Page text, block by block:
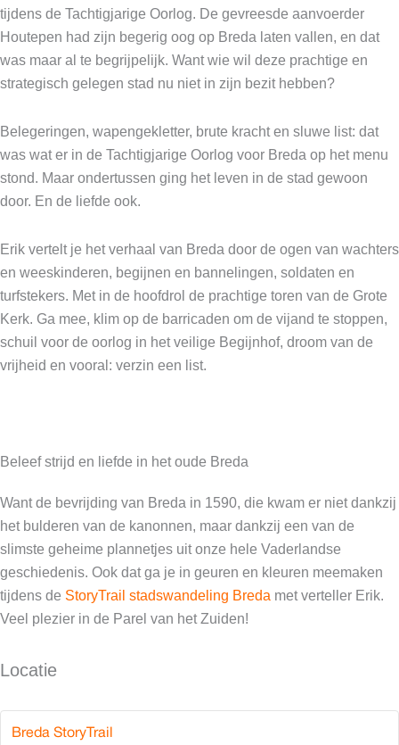
tijdens de Tachtigjarige Oorlog. De gevreesde aanvoerder
Houtepen had zijn begerig oog op Breda laten vallen, en dat
was maar al te begrijpelijk. Want wie wil deze prachtige en
strategisch gelegen stad nu niet in zijn bezit hebben?
Belegeringen, wapengekletter, brute kracht en sluwe list: dat
was wat er in de Tachtigjarige Oorlog voor Breda op het menu
stond. Maar ondertussen ging het leven in de stad gewoon
door. En de liefde ook.
Erik vertelt je het verhaal van Breda door de ogen van wachters
en weeskinderen, begijnen en bannelingen, soldaten en
turfstekers. Met in de hoofdrol de prachtige toren van de Grote
Kerk. Ga mee, klim op de barricaden om de vijand te stoppen,
schuil voor de oorlog in het veilige Begijnhof, droom van de
vrijheid en vooral: verzin een list.
Beleef strijd en liefde in het oude Breda
Want de bevrijding van Breda in 1590, die kwam er niet dankzij
het bulderen van de kanonnen, maar dankzij een van de
slimste geheime plannetjes uit onze hele Vaderlandse
geschiedenis. Ook dat ga je in geuren en kleuren meemaken
tijdens de StoryTrail stadswandeling Breda met verteller Erik.
Veel plezier in de Parel van het Zuiden!
Locatie
Breda StoryTrail